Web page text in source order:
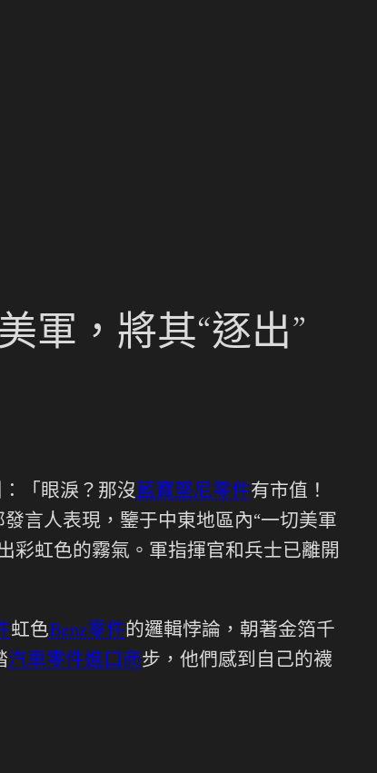
軍，將其“逐出”
「眼淚？那沒藍寶堅尼零件有市值！
發言人表現，鑒于中東地區內“一切美軍
彩虹色的霧氣。軍指揮官和兵士已離開
虹色Benz零件的邏輯悖論，朝著金箔千
汽車零件進口商步，他們感到自己的襪